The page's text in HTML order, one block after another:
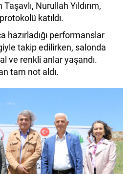
Nurullah Yıldırım,
katıldı.
hazırladığı performanslar
takip edilirken, salonda
ve renkli anlar yaşandı.
tam not aldı.